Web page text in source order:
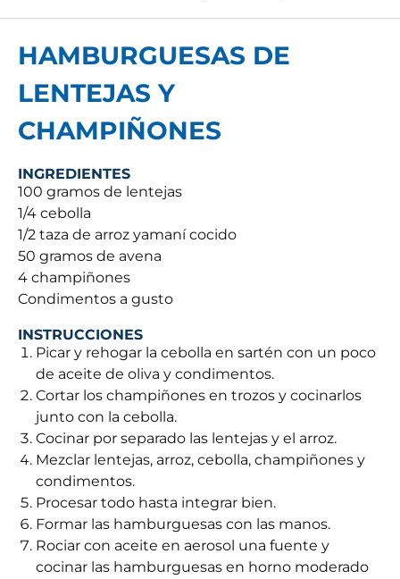
HAMBURGUESAS DE
LENTEJAS Y
CHAMPIÑONES
INGREDIENTES
100 gramos de lentejas
1/4 cebolla
1/2 taza de arroz yamaní cocido
50 gramos de avena
4 champiñones
Condimentos a gusto
INSTRUCCIONES
Picar y rehogar la cebolla en sartén con un poco
de aceite de oliva y condimentos.
Cortar los champiñones en trozos y cocinarlos
junto con la cebolla.
Cocinar por separado las lentejas y el arroz.
Mezclar lentejas, arroz, cebolla, champiñones y
condimentos.
Procesar todo hasta integrar bien.
Formar las hamburguesas con las manos.
Rociar con aceite en aerosol una fuente y
cocinar las hamburguesas en horno moderado